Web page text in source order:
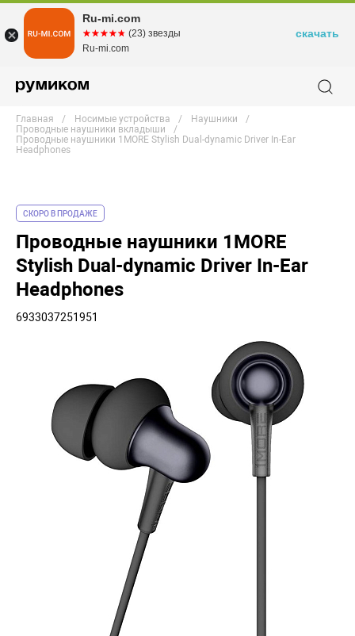
Главная Носимые устройства
Наушники
Проводные наушники вкладыши
Проводные наушники 1MORE Stylish Dual-dynamic Driver In-Ear
Headphones
СКОРО В ПРОДАЖЕ
Проводные наушники 1MORE
Stylish Dual-dynamic Driver In-Ear
Headphones
6933037251951
Ru-mi.com
☆☆☆☆☆
★★★★★ (23) звезды
Ru-mi.com
скачать